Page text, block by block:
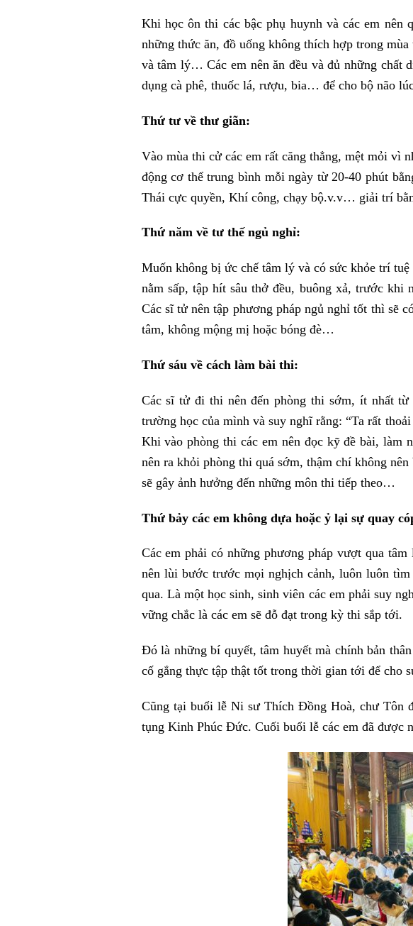
Khi học ôn thi các bậc phụ huynh và các em nên
những thức ăn, đồ uống không thích hợp trong
và tâm lý… Các em nên ăn đều và đủ những chất
dụng cà phê, thuốc lá, rượu, bia… để cho bộ não
Thứ tư về thư giãn:
Vào mùa thi cử các em rất căng thẳng, mệt mỏi vì
động cơ thể trung bình mỗi ngày từ 20-40 phút
Thái cực quyền, Khí công, chạy bộ.v.v… giải trí
Thứ năm về tư thế ngủ nghỉ:
Muốn không bị ức chế tâm lý và có sức khỏe trí
nằm sấp, tập hít sâu thở đều, buông xả, trước khi
Các sĩ tử nên tập phương pháp ngủ nghỉ tốt thì sẽ
tâm, không mộng mị hoặc bóng đè…
Thứ sáu về cách làm bài thi:
Các sĩ tử đi thi nên đến phòng thi sớm, ít nhất
trường học của mình và suy nghĩ rằng: “Ta rất
Khi vào phòng thi các em nên đọc kỹ đề bài, làm
nên ra khỏi phòng thi quá sớm, thậm chí không
sẽ gây ảnh hưởng đến những môn thi tiếp theo…
Thứ bảy các em không dựa hoặc ỷ lại sự quay
Các em phải có những phương pháp vượt qua
nên lùi bước trước mọi nghịch cảnh, luôn luôn
qua. Là một học sinh, sinh viên các em phải suy
vững chắc là các em sẽ đỗ đạt trong kỳ thi sắp tới.
Đó là những bí quyết, tâm huyết mà chính bản
cố gắng thực tập thật tốt trong thời gian tới để cho
Cũng tại buổi lễ Ni sư Thích Đồng Hoà, chư Tôn
tụng Kinh Phúc Đức. Cuối buổi lễ các em đã được